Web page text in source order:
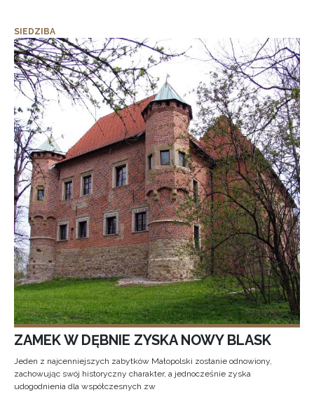
SIEDZIBA
ZAMEK W DĘBNIE ZYSKA NOWY BLASK
Jeden z najcenniejszych zabytków Małopolski zostanie odnowiony,
zachowując swój historyczny charakter, a jednocześnie zyska
udogodnienia dla współczesnych zw